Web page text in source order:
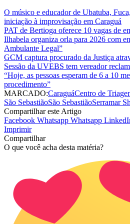
O músico e educador de Ubatuba,
iniciação à improvisação em Caraguá
PAT de Bertioga oferece 10 vagas de
Ilhabela organiza orla para 2026 com
Ambulante Legal”
GCM captura procurado da Justiça
Sessão da UVEBS tem vereador
“Hoje, as pessoas esperam de 6 a 10
procedimento”
MARCADO:CaraguáCentro de
São SebastiãoSão SebastiãoSerramar
Compartilhar este Artigo
Facebook Whatsapp Whatsapp
Imprimir
Compartilhar
O que você acha desta matéria?